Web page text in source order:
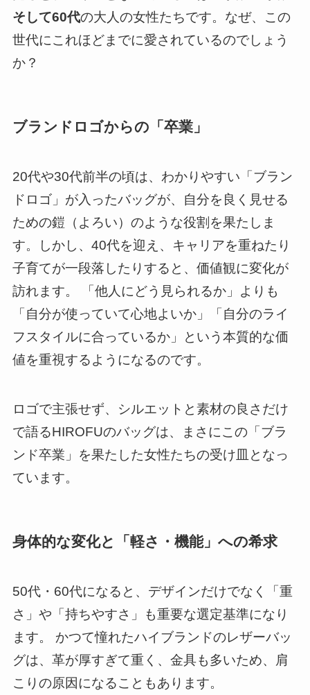
そして60代の大人の女性たちです。なぜ、この
世代にこれほどまでに愛されているのでしょう
か？
ブランドロゴからの「卒業」
20代や30代前半の頃は、わかりやすい「ブラン
ドロゴ」が入ったバッグが、自分を良く見せる
ための鎧（よろい）のような役割を果たしま
す。しかし、40代を迎え、キャリアを重ねたり
子育てが一段落したりすると、価値観に変化が
訪れます。 「他人にどう見られるか」よりも
「自分が使っていて心地よいか」「自分のライ
フスタイルに合っているか」という本質的な価
値を重視するようになるのです。
ロゴで主張せず、シルエットと素材の良さだけ
で語るHIROFUのバッグは、まさにこの「ブラ
ンド卒業」を果たした女性たちの受け皿となっ
ています。
身体的な変化と「軽さ・機能」への希求
50代・60代になると、デザインだけでなく「重
さ」や「持ちやすさ」も重要な選定基準になり
ます。 かつて憧れたハイブランドのレザーバッ
グは、革が厚すぎて重く、金具も多いため、肩
こりの原因になることもあります。